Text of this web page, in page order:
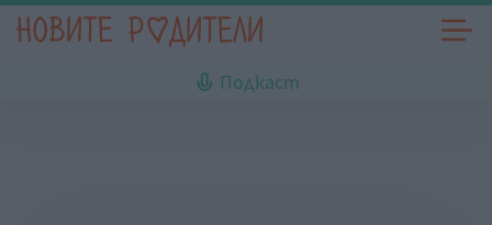
Подкаст